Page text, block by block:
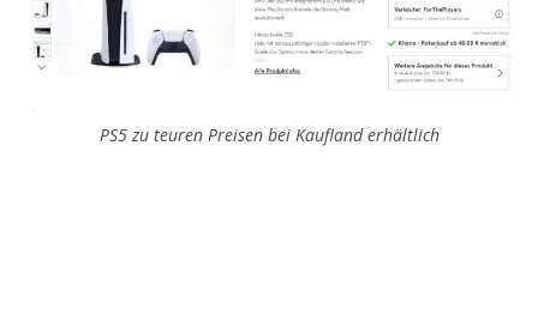
PS5 zu teuren Preisen bei Kaufland erhältlich